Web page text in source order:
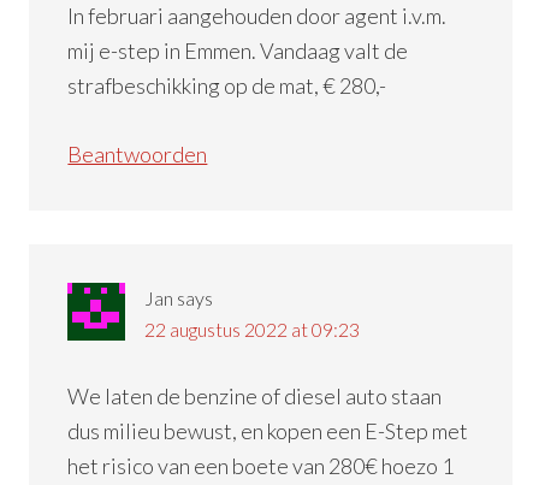
In februari aangehouden door agent i.v.m.
mij e-step in Emmen. Vandaag valt de
strafbeschikking op de mat, € 280,-
Beantwoorden
Jan says
22 augustus 2022 at 09:23
We laten de benzine of diesel auto staan
dus milieu bewust, en kopen een E-Step met
het risico van een boete van 280€ hoezo 1